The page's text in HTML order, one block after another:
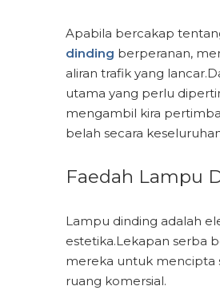
Apabila bercakap
dinding berperanan,
aliran trafik yang
utama yang perlu
mengambil kira
belah secara
Faedah Lampu
Lampu dinding adalah
estetika.Lekapan serba
mereka untuk mencipta
ruang komersial.